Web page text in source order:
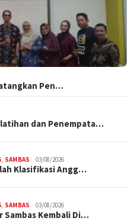
Pen…
dan Penempata…
, SAMBAS 03/08/2026
Klasifikasi Angg…
, SAMBAS 03/08/2026
Sambas Kembali Di…